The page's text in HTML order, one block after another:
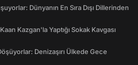
Dünyanın En Sıra Dışı Dillerinden
Kazgan'la Yaptığı Sokak Kavgası
Denizaşırı Ülkede Gece